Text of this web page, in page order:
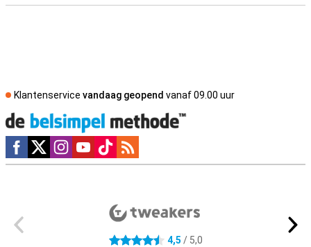
Klantenservice vandaag geopend vanaf 09.00 uur
Social media
4.5 sterren 4,5 / 5,0